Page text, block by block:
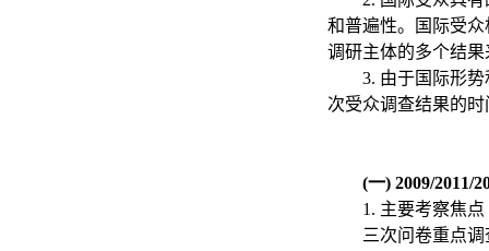
和普遍性。国际受
调研主体的多个结
3. 由于国际形
次受众调查结果的
(一) 2009/2011/
1. 主要考察焦点
三次问卷重点